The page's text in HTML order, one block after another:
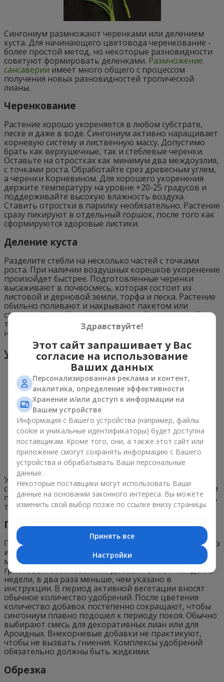
Сингониум размножают черенками или делением
куста. Для начинающего цветовода черенкование -
более простой метод, но некоторые разновидности
советуют формировать деленками. Размножение
сансаверии имеет много общего с процессом
получения новых разновидностей тропической
лианы.
Черенкование
Растение хорошо укореняется в любом субстрате,
песке и даже в воде. Сингониум активно наращивает
корневую систему и лиственную массу. Допустимо
брать как верхушечные, так и стеблевые черенки.
Оставьте на отростках как минимум два междоузлия,
с точками роста. Обработайте срез древесным углем,
а черенки Корневином. Для хорошего укоренения
держите температуру на уровне +20-25 градусов и
поддерживайте высокую влажность воздуха.
Ставить отростки в парилку необязательно. Растение
сразу пикируют в отдельный горшок, после того как
сформируются здоровые листики.
Деление куста
Разделите стебли на несколько частей с точками
роста. При наличии воздушных корешков укоренение
произойдет быстрее. Подготовленные черенки
высаживают в почвосмесь, которая состоит из
листовой и дерновой земли, торфа и песка. Растение
обильно поливают и накрывают пакетом или
стеклом. Каждый день проветривайте и поливайте
теплицу. Новые корни сформируются уже через 1-2
недели.
Уход за сингониумом
Ухаживать за растением очень просто, но нужно
соблюдать технику безопасности при пересадке. Если
подобрать правильный состав удобрений и субстрат,
то лиана отплатит вам пышным цветением.
Подкормки
Почва для растения должна быть питательной, но без
излишеств. Большое количество азотных и
минеральных добавок приводит к серой гнили и
грибковым заболеваниям. Добавки вносят каждые 2
недели, в два раза меньше, чем указано в
инструкции. В период активной вегетации вносят
обычное количество удобрений. После цветения
количество добавок постепенно сокращают, чтобы
сингониум плавно подошел к периоду покоя. Обычно
выбирают смесь для декоративных лиан или для
Ароидных. Внекорневые добавки не практикуют,
чтобы не вызвать гниения. Комплексы удобрений
обязательно должны быть жидкими.
Обрезка
Здравствуйте!
Этот сайт запрашивает у Вас
согласие на использование
Ваших данных
Персонализированная реклама и контент,
аналитика, определение эффективности
Хранение и/или доступ к информации на
Вашем устройстве
Информация с Вашего устройства (например, файлы
cookie и уникальные идентификаторы) будет доступна
поставщикам. Кроме того, они, а также этот сайт или
приложение смогут сохранять информацию с Вашего
устройства и обрабатывать Ваши персональные
данные.
Некоторые поставщики могут использовать Ваши
данные на основании законного интереса. Вы можете
изменить свой выбор позже по ссылке внизу страницы.
Принять все
Настройки